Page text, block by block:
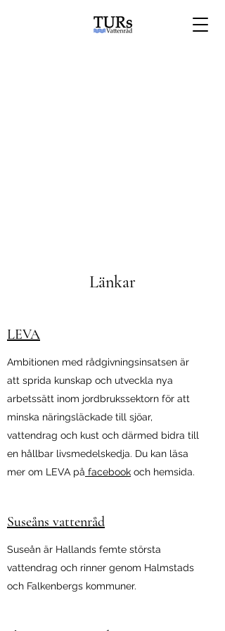
Länkar
LEVA
Ambitionen med rådgivningsinsatsen är
att sprida kunskap och utveckla nya
arbetssätt inom jordbrukssektorn för att
minska näringsläckade till sjöar,
vattendrag och kust och därmed bidra till
en hållbar livsmedelskedja. Du kan läsa
mer om LEVA på facebook och hemsida.
Suseåns vattenråd
Suseån är Hallands femte största
vattendrag och rinner genom Halmstads
och Falkenbergs kommuner.